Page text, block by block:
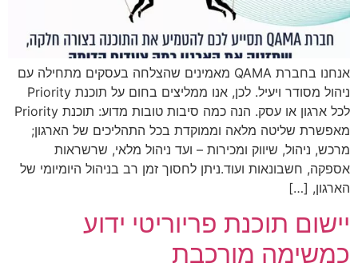
אנחנו בחברת QAMA מאמינים שהצלחה בעסקים מתחילה עם
ניהול מסודר ויעיל. לכן, אנו ממליצים בחום על תוכנת Priority
לכל ארגון או עסק. הנה כמה סיבות טובות מדוע: תוכנת Priority
מאפשרת שליטה מלאה וממוקדת בכל התהליכים של הארגון;
מרכש, ניהול, שיווק ומכירות – ועד ניהול מלאי, שרשראות
אספקה, חשבונאות ועוד.ניתן לחסוך זמן רב בניהול היומיומי של
הארגון, […]
יישום תוכנת פריוריטי ידוע
כמשימה מורכבת